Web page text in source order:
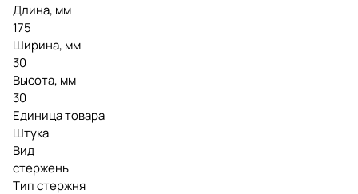
Длина, мм
175
Ширина, мм
30
Высота, мм
30
Единица товара
Штука
Вид
стержень
Тип стержня